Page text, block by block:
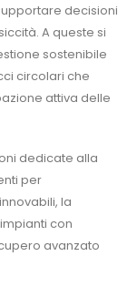
decisioni
A queste si
sostenibile
circolari che
attiva delle
dedicate alla
per
la
con
avanzato